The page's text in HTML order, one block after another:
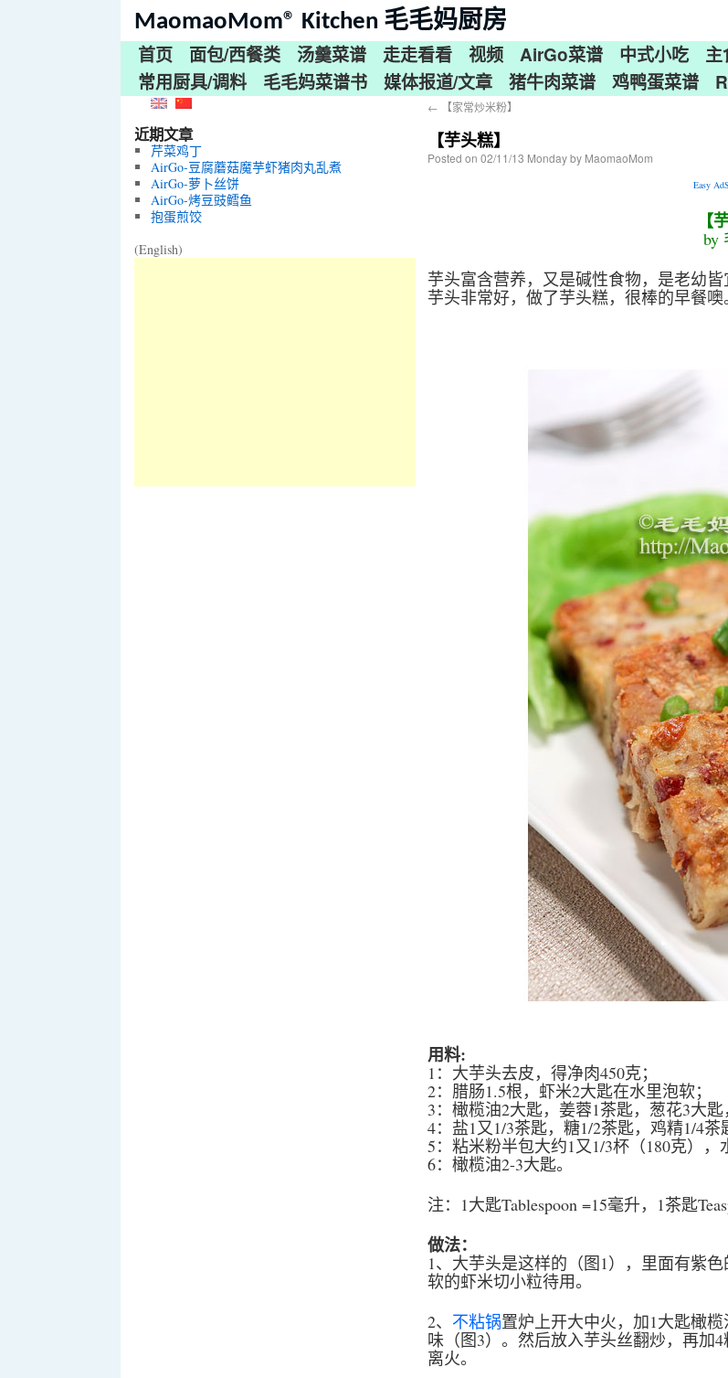
MaomaoMom® Kitchen 毛毛妈厨房
首页 面包/西餐类 汤羹菜谱 走走看看 视频 AirGo菜谱 中式小吃 主
常用厨具/调料
毛毛妈菜谱书 媒体报道/文章 猪牛肉菜谱 鸡鸭蛋菜谱
← 【家常炒米粉】
【芋头糕】
Posted on 02/11/13 Mondayby MaomaoMom
Easy
【
by
芋头富含营养，又是碱性食物，是老幼
芋头非常好，做了芋头糕，很棒的早餐噢
用料:
1：大芋头去皮，得净肉450克；
2：腊肠1.5根，虾米2大匙在水里泡软；
3：橄榄油2大匙，姜蓉1茶匙，葱花3大匙，
4：盐1又1/3茶匙，糖1/2茶匙，鸡精1/4茶
5：粘米粉半包大约1又1/3杯（180克），
6：橄榄油2-3大匙。
注：1大匙Tablespoon =15毫升，1茶匙
做法：
1、大芋头是这样的（图1），里面有紫
软的虾米切小粒待用。
2、 不粘锅置炉上开大中火，加1大匙橄
味（图3）。然后放入芋头丝翻炒，再加
离火。
近期文章
芹菜鸡丁
AirGo-豆腐蘑菇魔芋虾猪肉丸乱煮
AirGo-萝卜丝饼
AirGo-烤豆豉鳕鱼
抱蛋煎饺
(English)